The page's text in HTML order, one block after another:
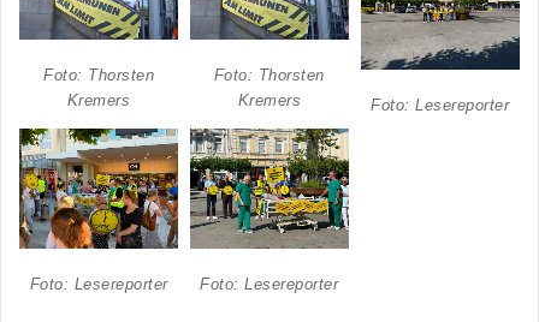
Foto: Thorsten
Kremers
Foto: Thorsten
Kremers
Foto: Lesereporter
Foto: Lesereporter Foto: Lesereporter